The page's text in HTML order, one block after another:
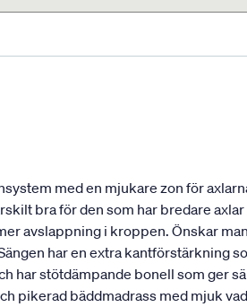
med en mjukare zon för
bra för den som har bredare
avslappning i kroppen. Önskar
har en extra kantförstärkning
har stötdämpande bonell som ger
pikerad bäddmadrass med mjuk